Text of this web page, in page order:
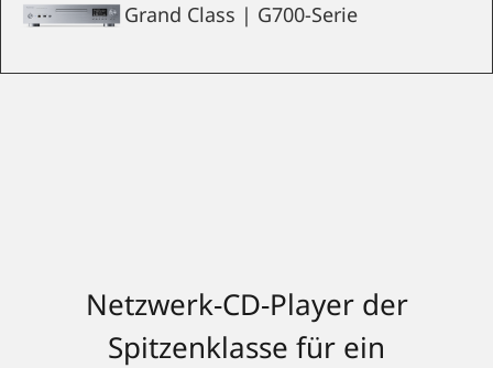
Grand Class | G700-Serie
Netzwerk-CD-Player der
Spitzenklasse für ein